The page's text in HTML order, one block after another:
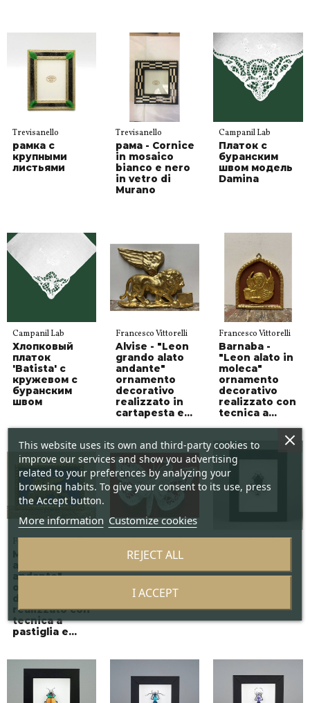
Trevisanello
рамка с
крупными
листьями
Trevisanello
рама - Cornice
in mosaico
bianco e nero
in vetro di
Murano
Campanil Lab
Платок с
буранским
швом модель
Damina
Campanil Lab
Хлопковый
платок
'Batista' с
кружевом с
буранским
швом
Francesco Vittorelli
Alvise - "Leon
grando alato
andante"
ornamento
decorativo
realizzato in
cartapesta e...
Francesco Vittorelli
Barnaba -
"Leon alato in
moleca"
ornamento
decorativo
realizzato con
tecnica a...
Francesco Vittorelli
andante"
realizzato con
tecnica a
pastiglia e...
Sandra Mavaracchio
Бабочка
Emanuel Toffolo
This website uses its own and third-party cookies to
improve our services and show you advertising
related to your preferences by analyzing your
browsing habits. To give your consent to its use, press
the Accept button.
More information Customize cookies
REJECT ALL
I ACCEPT